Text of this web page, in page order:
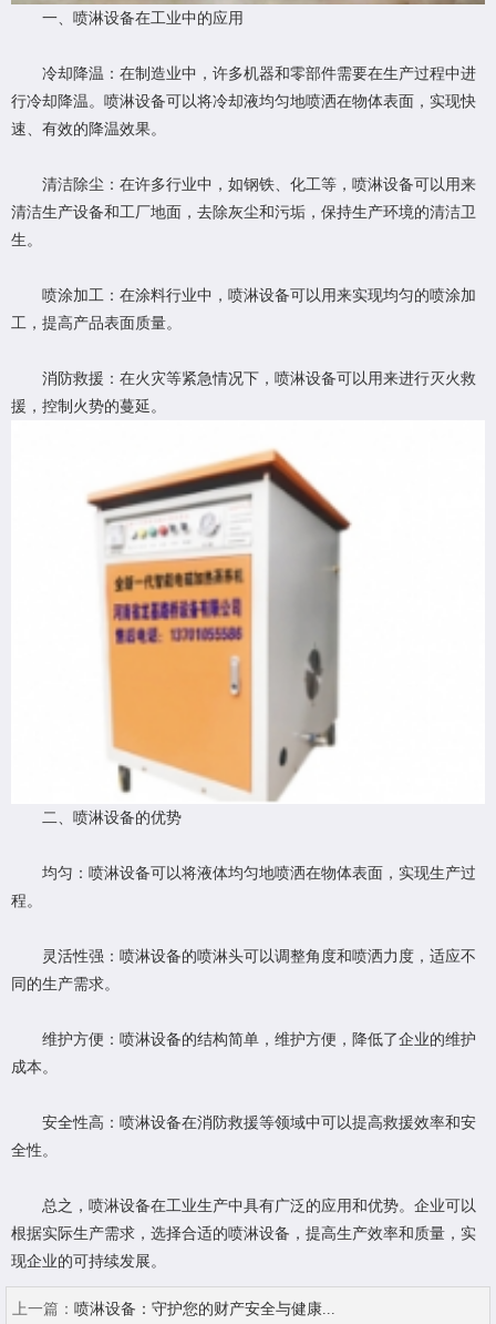
一、喷淋设备在工业中的应用
冷却降温：在制造业中，许多机器和零部件需要在生产过程中进
行冷却降温。喷淋设备可以将冷却液均匀地喷洒在物体表面，实现快
速、有效的降温效果。
清洁除尘：在许多行业中，如钢铁、化工等，喷淋设备可以用来
清洁生产设备和工厂地面，去除灰尘和污垢，保持生产环境的清洁卫
生。
喷涂加工：在涂料行业中，喷淋设备可以用来实现均匀的喷涂加
工，提高产品表面质量。
消防救援：在火灾等紧急情况下，喷淋设备可以用来进行灭火救
援，控制火势的蔓延。
二、喷淋设备的优势
均匀：喷淋设备可以将液体均匀地喷洒在物体表面，实现生产过
程。
灵活性强：喷淋设备的喷淋头可以调整角度和喷洒力度，适应不
同的生产需求。
维护方便：喷淋设备的结构简单，维护方便，降低了企业的维护
成本。
安全性高：喷淋设备在消防救援等领域中可以提高救援效率和安
全性。
总之，喷淋设备在工业生产中具有广泛的应用和优势。企业可以
根据实际生产需求，选择合适的喷淋设备，提高生产效率和质量，实
现企业的可持续发展。
上一篇： 喷淋设备：守护您的财产安全与健康...